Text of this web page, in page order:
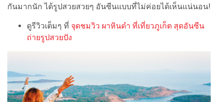
กันมากนัก ได้รูปสวยสวยๆ อันซีนแบบที่ไม่ค่อยได้เห็นแน่นอน!
ดูรีวิวเต็มๆ ที่ จุดชมวิว ผาหินดํา ที่เที่ยวภูเก็ต สุดอันซีน
ถ่ายรูปสวยปัง